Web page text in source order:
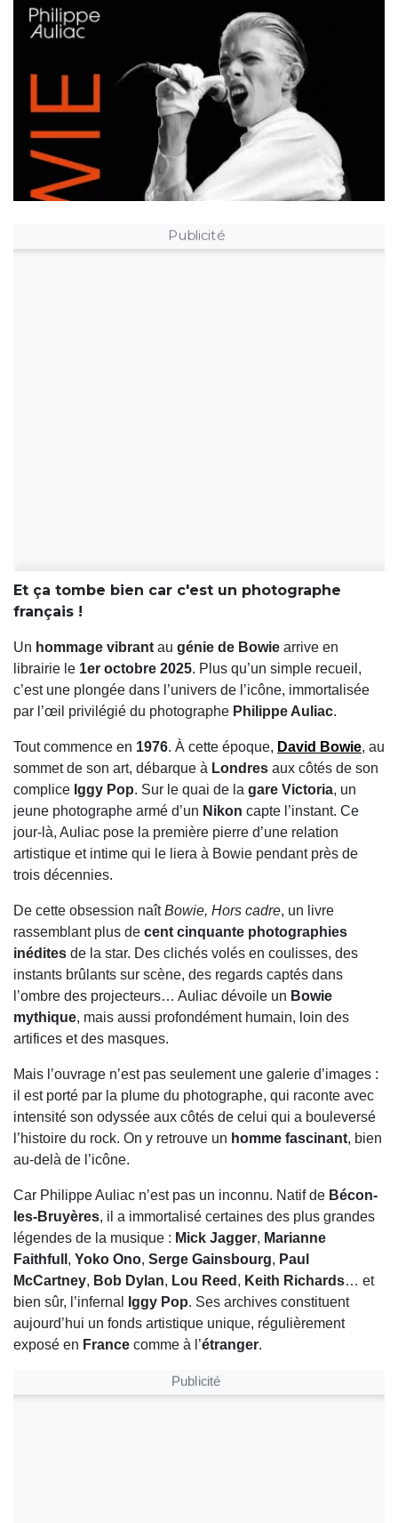
Publicité
Et ça tombe bien car c'est un photographe
français !
Un hommage vibrant au génie de Bowie arrive en
librairie le 1er octobre 2025. Plus qu’un simple recueil,
c’est une plongée dans l’univers de l’icône, immortalisée
par l’œil privilégié du photographe Philippe Auliac.
Tout commence en 1976. À cette époque, David Bowie, au
sommet de son art, débarque à Londres aux côtés de son
complice Iggy Pop. Sur le quai de la gare Victoria, un
jeune photographe armé d’un Nikon capte l’instant. Ce
jour-là, Auliac pose la première pierre d’une relation
artistique et intime qui le liera à Bowie pendant près de
trois décennies.
De cette obsession naîtBowie, Hors cadre, un livre
rassemblant plus de cent cinquante photographies
inédites de la star. Des clichés volés en coulisses, des
instants brûlants sur scène, des regards captés dans
l’ombre des projecteurs… Auliac dévoile un Bowie
mythique, mais aussi profondément humain, loin des
artifices et des masques.
Mais l’ouvrage n’est pas seulement une galerie d’images :
il est porté par la plume du photographe, qui raconte avec
intensité son odyssée aux côtés de celui qui a bouleversé
l’histoire du rock. On y retrouve un homme fascinant, bien
au-delà de l’icône.
Car Philippe Auliac n’est pas un inconnu. Natif de Bécon-
les-Bruyères, il a immortalisé certaines des plus grandes
légendes de la musique : Mick Jagger, Marianne
Faithfull , Yoko Ono, Serge Gainsbourg, Paul
McCartney, Bob Dylan, Lou Reed , Keith Richards… et
bien sûr, l’infernal
Iggy Pop. Ses archives constituent
aujourd’hui un fonds artistique unique, régulièrement
exposé en France comme à l’étranger.
Publicité